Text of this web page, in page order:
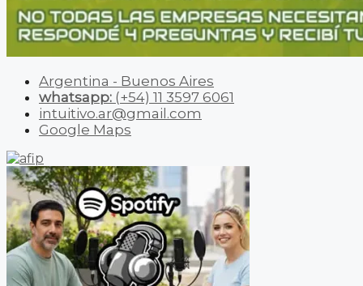
Argentina - Buenos Aires
whatsapp: (+54) 11 3597 6061
intuitivo.ar@gmail.com
Google Maps